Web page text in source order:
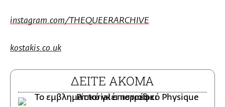
instagram.com/THEQUEERARCHIVE
kostakis.co.uk
ΔΕΙΤΕ ΑΚΟΜΑ